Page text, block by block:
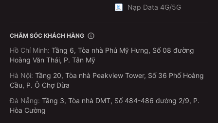
Nạp Data 4G/5G
CHĂM SÓC KHÁCH HÀNG
Hồ Chí Minh: Tầng 6, Tòa nhà Phú Mỹ Hưng, Số 08 đường
Hoàng Văn Thái, P. Tân Mỹ
Hà Nội: Tầng 20, Tòa nhà Peakview Tower, Số 36 Phố Hoàng
Cầu, P. Ô Chợ Dừa
Đà Nẵng: Tầng 3, Tòa nhà DMT, Số 484-486 đường 2/9, P.
Hòa Cường